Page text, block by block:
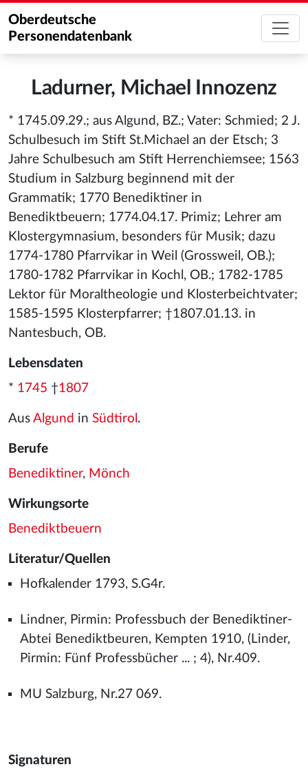
Oberdeutsche
Personendatenbank
Ladurner, Michael Innozenz
* 1745.09.29.; aus Algund, BZ.; Vater: Schmied; 2 J.
Schulbesuch im Stift St.Michael an der Etsch; 3
Jahre Schulbesuch am Stift Herrenchiemsee; 1563
Studium in Salzburg beginnend mit der
Grammatik; 1770 Benediktiner in
Benediktbeuern; 1774.04.17. Primiz; Lehrer am
Klostergymnasium, besonders für Musik; dazu
1774-1780 Pfarrvikar in Weil (Grossweil, OB.);
1780-1782 Pfarrvikar in Kochl, OB.; 1782-1785
Lektor für Moraltheologie und Klosterbeichtvater;
1585-1595 Klosterpfarrer; †1807.01.13. in
Nantesbuch, OB.
Lebensdaten
* 1745 †1807
Aus Algund in Südtirol .
Berufe
Benediktiner, Mönch
Wirkungsorte
Benediktbeuern
Literatur/Quellen
Hofkalender 1793, S.G4r.
Lindner, Pirmin: Professbuch der Benediktiner-
Abtei Benediktbeuren, Kempten 1910, (Linder,
Pirmin: Fünf Professbücher ... ; 4), Nr.409.
MU Salzburg, Nr.27 069.
Signaturen